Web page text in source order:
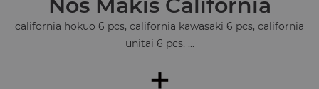
Nos Makis California
california hokuo 6 pcs, california kawasaki 6 pcs, california
unitai 6 pcs, ...
+